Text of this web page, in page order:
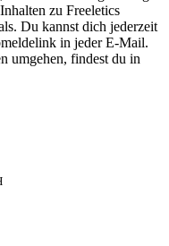
zu Freeletics
Du kannst dich jederzeit
in jeder E-Mail.
umgehen, findest du in